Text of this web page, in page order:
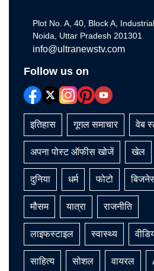
Plot No. A, 40, Block A,
Noida, Uttar Pradesh 201301
info@ultranewstv.com
Follow us on
इतिहास गूगल समाचार वेब
अपना पोस्ट ऑफीस खोजें खेल
दुनिया धर्म फोटो
मौसम यात्रा राजनीति
लाइफस्टाइल स्वास्थ्य
साहित्य सोशल वायरल